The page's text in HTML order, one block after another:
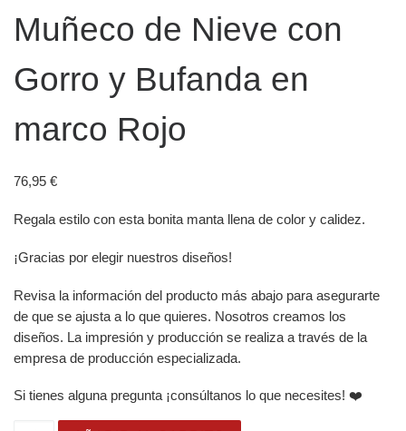
Muñeco de Nieve con
Gorro y Bufanda en
marco Rojo
76,95 €
Regala estilo con esta bonita manta llena de color y calidez.
¡Gracias por elegir nuestros diseños!
Revisa la información del producto más abajo para asegurarte
de que se ajusta a lo que quieres. Nosotros creamos los
diseños. La impresión y producción se realiza a través de la
empresa de producción especializada.
Si tienes alguna pregunta ¡consúltanos lo que necesites! ❤️
Manta con Ventana de Muñeco de Nieve con Gorro y